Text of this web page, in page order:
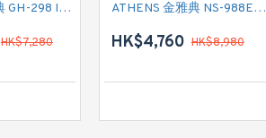
ATHENS 金雅典 GH-298 IEC 標準抽油煙機
HK$7,280
ATHENS 金雅典 NS-988EH 標準抽油煙機
HK$4,760 HK$8,980